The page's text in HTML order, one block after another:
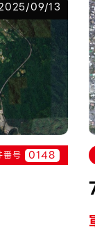
2025/09/13
番号 0148